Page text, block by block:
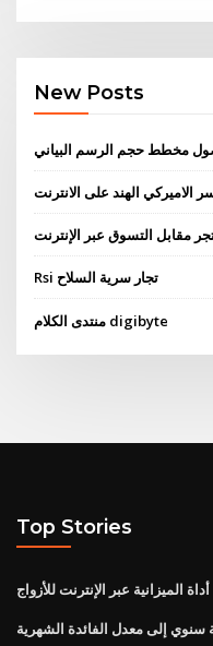
New Posts
مخطط حجم الرسم البياني
الاميركي الهند على الانترنت
مقابل التسوق عبر الإنترنت
Rsi تجار سرية السلاح
منتدى الكلام digibyte
Top Stories
أداة الميزانية عبر الإنترنت للأزواج
سنوي إلى معدل الفائدة الشهرية